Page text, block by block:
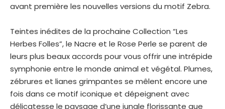
avant première les nouvelles versions du motif Zebra.
Teintes inédites de la prochaine Collection “Les
Herbes Folles”, le Nacre et le Rose Perle se parent de
leurs plus beaux accords pour vous offrir une intrépide
symphonie entre le monde animal et végétal. Plumes,
zébrures et lianes grimpantes se mêlent encore une
fois dans ce motif iconique et dépeignent avec
délicatesse le paysage d’une jungle florissante que